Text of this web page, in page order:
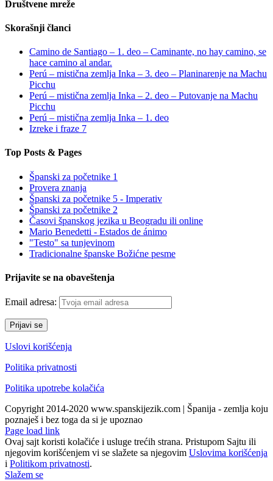
Društvene mreže
Skorašnji članci
Camino de Santiago – 1. deo – Caminante, no hay camino, se
hace camino al andar.
Perú – mistična zemlja Inka – 3. deo – Planinarenje na Machu
Picchu
Perú – mistična zemlja Inka – 2. deo – Putovanje na Machu
Picchu
Perú – mistična zemlja Inka – 1. deo
Izreke i fraze 7
Top Posts & Pages
Španski za početnike 1
Provera znanja
Španski za početnike 5 - Imperativ
Španski za početnike 2
Časovi španskog jezika u Beogradu ili online
Mario Benedetti - Estados de ánimo
"Testo" sa tunjevinom
Tradicionalne španske Božićne pesme
Prijavite se na obaveštenja
Email adresa:
Uslovi korišćenja
Politika privatnosti
Politika upotrebe kolačića
Copyright 2014-2020 www.spanskijezik.com | Španija - zemlja koju
poznaješ i bez toga da si je upoznao
Facebook
Instagram
YouTube
Toggle
Sliding
Bar
Area
Page load link
Ovaj sajt koristi kolačiće i usluge trećih strana. Pristupom Sajtu ili
njegovim korišćenjem vi se slažete sa njegovim Uslovima korišćenja
i Politikom privatnosti.
Slažem se